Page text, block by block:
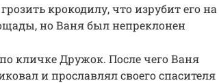
крокодилу, что изрубит его на
но Ваня был непреклонен
кличке Дружок. После чего Ваня
и прославлял своего спасителя